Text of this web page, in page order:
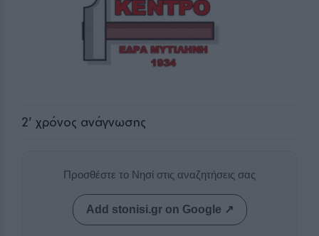
2' χρόνος ανάγνωσης
Προσθέστε το Νησί στις αναζητήσεις σας
Add stonisi.gr on Google ↗